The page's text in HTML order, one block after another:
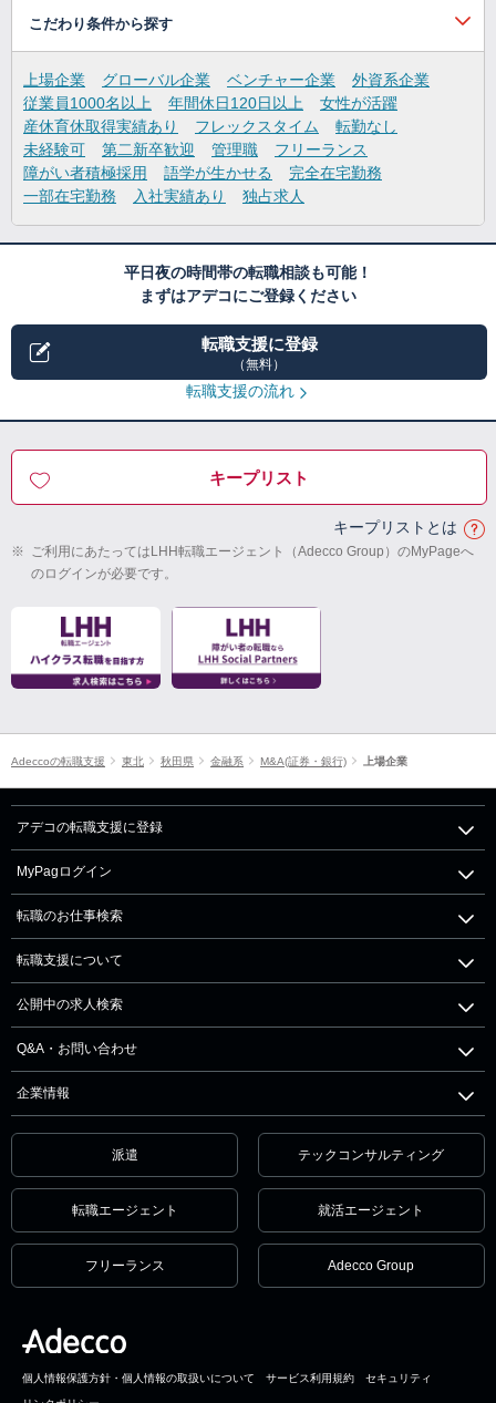
こだわり条件から探す
上場企業 グローバル企業 ベンチャー企業
外資系企業
従業員1000名以上
年間休日120日以上
女性が活躍
産休育休取得実績あり
フレックスタイム
転勤なし
未経験可
第二新卒歓迎 管理職
フリーランス
障がい者積極採用
語学が生かせる
完全在宅勤務
一部在宅勤務
入社実績あり 独占求人
平日夜の時間帯の転職相談も可能！
まずはアデコにご登録ください
転職支援に登録
（無料）
転職支援の流れ
キープリスト
キープリストとは
※ ご利用にあたってはLHH転職エージェント（Adecco Group）のMyPageへ
のログインが必要です。
Adeccoの転職支援 東北 秋田県 金融系 M&A(証券・銀行) 上場企業
アデコの転職支援に登録
MyPagログイン
転職のお仕事検索
転職支援について
公開中の求人検索
Q&A・お問い合わせ
企業情報
派遣 テックコンサルティング
転職エージェント 就活エージェント
フリーランス Adecco Group
個人情報保護方針・個人情報の取扱いについて サービス利用規約 セキュリティ